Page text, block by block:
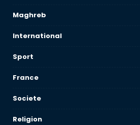
Maghreb
International
Sport
France
Societe
Religion